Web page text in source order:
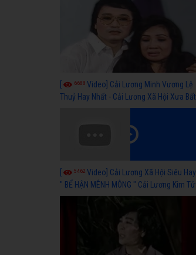
6688 Video] Cải Lương Minh Vương Lệ
Thuỷ Hay Nhất - Cải Lương Xã Hội Xưa Bất
5462 Video] Cải Lương Xã Hội Siêu Hay
" BỂ HẬN MÊNH MÔNG " Cải Lương Kim Tử
Long, Thanh Ngân Hay Nhất